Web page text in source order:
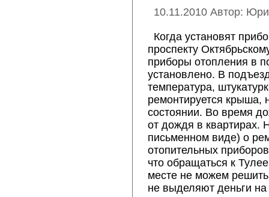
10.11.2010 Автор:
Когда установят
проспекту
приборы отопления в
установлено. В
температура,
ремонтируется крыша,
состоянии. Во время
от дождя в квартирах.
письменном виде) о
отопительных
что обращаться к
месте не можем
не выделяют деньги